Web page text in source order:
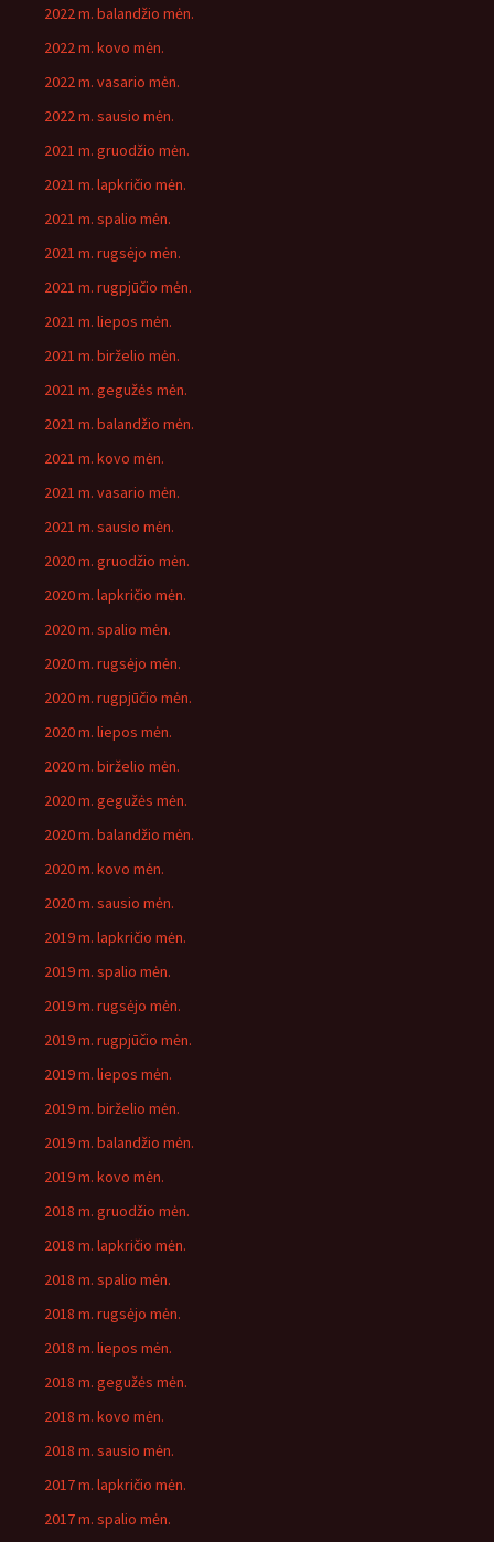
2022 m. balandžio mėn.
2022 m. kovo mėn.
2022 m. vasario mėn.
2022 m. sausio mėn.
2021 m. gruodžio mėn.
2021 m. lapkričio mėn.
2021 m. spalio mėn.
2021 m. rugsėjo mėn.
2021 m. rugpjūčio mėn.
2021 m. liepos mėn.
2021 m. birželio mėn.
2021 m. gegužės mėn.
2021 m. balandžio mėn.
2021 m. kovo mėn.
2021 m. vasario mėn.
2021 m. sausio mėn.
2020 m. gruodžio mėn.
2020 m. lapkričio mėn.
2020 m. spalio mėn.
2020 m. rugsėjo mėn.
2020 m. rugpjūčio mėn.
2020 m. liepos mėn.
2020 m. birželio mėn.
2020 m. gegužės mėn.
2020 m. balandžio mėn.
2020 m. kovo mėn.
2020 m. sausio mėn.
2019 m. lapkričio mėn.
2019 m. spalio mėn.
2019 m. rugsėjo mėn.
2019 m. rugpjūčio mėn.
2019 m. liepos mėn.
2019 m. birželio mėn.
2019 m. balandžio mėn.
2019 m. kovo mėn.
2018 m. gruodžio mėn.
2018 m. lapkričio mėn.
2018 m. spalio mėn.
2018 m. rugsėjo mėn.
2018 m. liepos mėn.
2018 m. gegužės mėn.
2018 m. kovo mėn.
2018 m. sausio mėn.
2017 m. lapkričio mėn.
2017 m. spalio mėn.